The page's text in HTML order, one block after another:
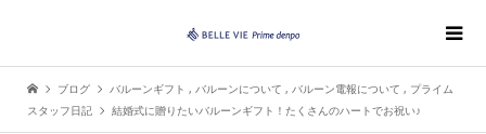
ブログ バルーンギフト , バルーンについて , バルーン電報について , プライム
スタッフ日記
結婚式に贈りたいバルーンギフト！たくさんのハートでお祝い♪